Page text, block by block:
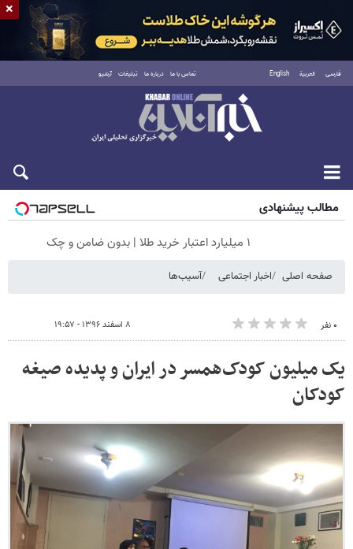
فارسی العربية English تماس با ما درباره ما تبلیغات آرشیو
شنبه ۱۷ مرداد ۱۴۰۵
مطالب پیشنهادی
۱ میلیارد اعتبار خرید طلا | بدون ضامن و چک
صفحه اصلی اخبار اجتماعی آسیب‌ها
۰ نفر ۸ اسفند ۱۳۹۶ - ۱۹:۵۷
یک میلیون کودک‌همسر در ایران و پدیده‌ صیغه
کودکان
×